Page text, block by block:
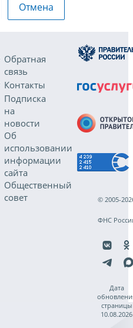
Отмена
Обратная
связь
Контакты
Подписка
на
новости
Об
использовании
информации
сайта
Общественный
совет
© 2005-
ФНС
Дата
страницы
10.08.2026